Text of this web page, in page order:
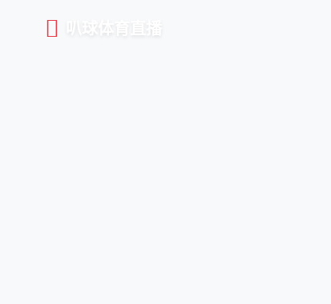
叭球体育直播